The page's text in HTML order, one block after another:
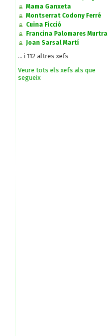
Mama Ganxeta
Montserrat Codony Ferré
Cuina Ficció
Francina Palomares Murtra
Joan Sarsal Martí
... i 112 altres xefs
Veure tots els xefs als que
segueix